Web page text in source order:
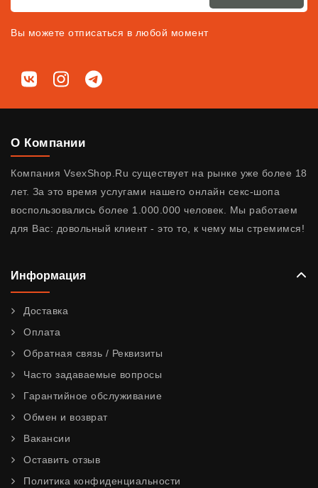
Вы можете отписаться в любой момент
Мы в соц. сетях
ВКонтактеInstagramTelegram
О Компании
Компания VsexShop.Ru существует на рынке уже более 18
лет. За это время услугами нашего онлайн секс-шопа
воспользовались более 1.000.000 человек. Мы работаем
для Вас: довольный клиент - это то, к чему мы стремимся!
Информация
Доставка
Оплата
Обратная связь / Реквизиты
Часто задаваемые вопросы
Гарантийное обслуживание
Обмен и возврат
Вакансии
Оставить отзыв
Политика конфиденциальности